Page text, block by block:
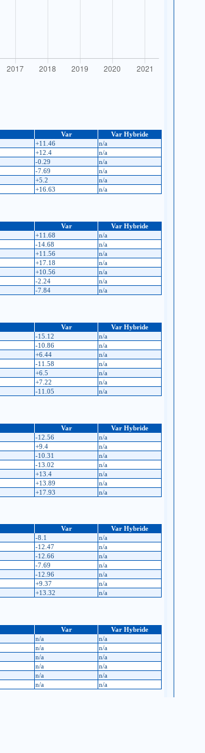
Var
Var Hybride
+11.46
n/a
+12.4
n/a
-0.29
n/a
-7.69
n/a
+5.2
n/a
+16.63 n/a
Var
Var Hybride
+11.68
n/a
-14.68
n/a
+11.56
n/a
+17.18
n/a
+10.56
n/a
-2.24
n/a
-7.84 n/a
Var
Var Hybride
-15.12
n/a
-10.86
n/a
+6.44
n/a
-11.58
n/a
+6.5
n/a
+7.22
n/a
-11.05 n/a
Var
Var Hybride
-12.56
n/a
+9.4
n/a
-10.31
n/a
-13.02
n/a
+13.4
n/a
+13.89
n/a
+17.93 n/a
Var
Var Hybride
-8.1
n/a
-12.47
n/a
-12.66
n/a
-7.69
n/a
-12.96
n/a
+9.37
n/a
+13.32 n/a
Var
Var Hybride
n/a
n/a
n/a
n/a
n/a
n/a
n/a
n/a
n/a
n/a
n/a n/a